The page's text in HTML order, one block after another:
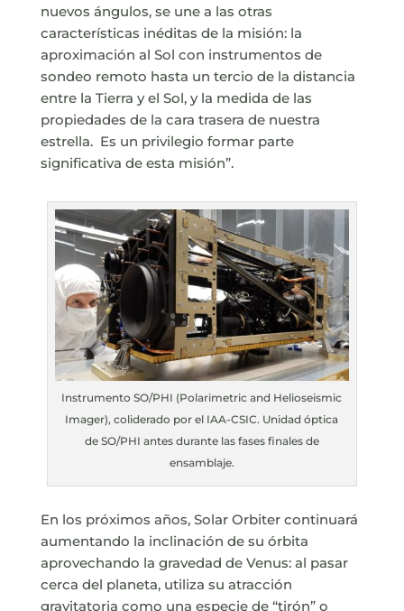
nuevos ángulos, se une a las otras
características inéditas de la misión: la
aproximación al Sol con instrumentos de
sondeo remoto hasta un tercio de la distancia
entre la Tierra y el Sol, y la medida de las
propiedades de la cara trasera de nuestra
estrella. Es un privilegio formar parte
significativa de esta misión”.
Instrumento SO/PHI (Polarimetric and Helioseismic
Imager), coliderado por el IAA-CSIC. Unidad óptica
de SO/PHI antes durante las fases finales de
ensamblaje.
En los próximos años, Solar Orbiter continuará
aumentando la inclinación de su órbita
aprovechando la gravedad de Venus: al pasar
cerca del planeta, utiliza su atracción
gravitatoria como una especie de “tirón” o